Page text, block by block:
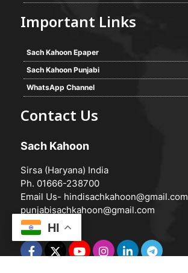
Important Links
Sach Kahoon Epaper
Sach Kahoon Punjabi
WhatsApp Channel
Contact Us
Sach Kahoon
Sirsa (Haryana) India
Ph. 01666-238700
Email Us- hindisachkahoon@gmail.com
punjabisachkahoon@gmail.com
HI